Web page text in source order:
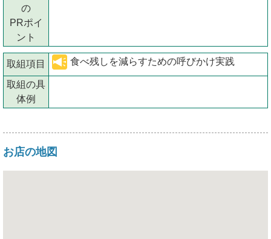
の
PRポイ
ント
取組項目 食べ残しを減らすための呼びかけ実践
取組の具
体例
お店の地図